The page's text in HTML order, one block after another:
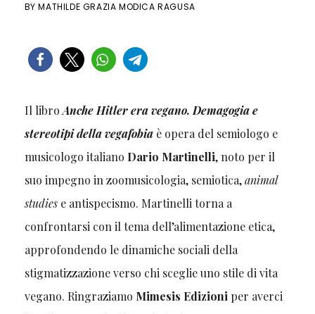
BYMATHILDE GRAZIA MODICA RAGUSA
Il libroAnche Hitler era vegano. Demagogia e
stereotipi della vegafobiaè opera del semiologo e
musicologo italiano Dario Martinelli, noto per il
suo impegno in zoomusicologia, semiotica,animal
studiese antispecismo. Martinelli torna a
confrontarsi con il tema dell’alimentazione etica,
approfondendo le dinamiche sociali della
stigmatizzazione verso chi sceglie uno stile di vita
vegano. Ringraziamo Mimesis Edizioniper averci